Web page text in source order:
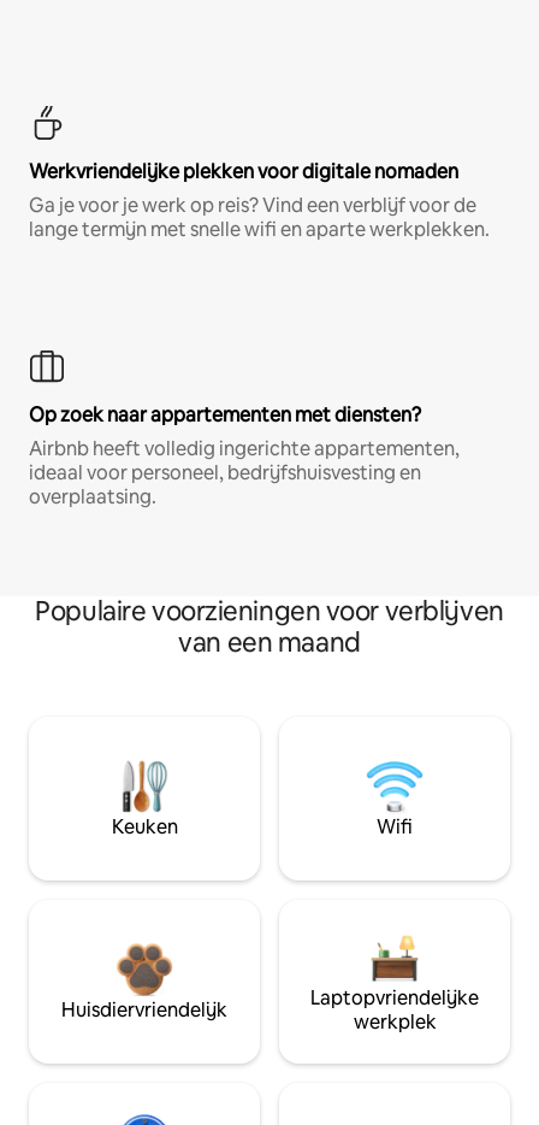
Werkvriendelijke plekken voor digitale nomaden
Ga je voor je werk op reis? Vind een verblijf voor de
lange termijn met snelle wifi en aparte werkplekken.
Op zoek naar appartementen met diensten?
Airbnb heeft volledig ingerichte appartementen,
ideaal voor personeel, bedrijfshuisvesting en
overplaatsing.
Populaire voorzieningen voor verblijven
van een maand
Keuken Wifi
Huisdiervriendelijk
Laptopvriendelijke
werkplek